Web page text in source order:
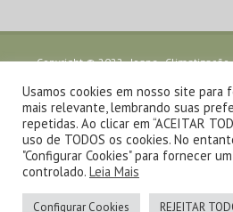
Copyright © 2022 - Joape -
Usamos cookies em nosso site para
mais relevante, lembrando suas
repetidas. Ao clicar em “ACEITAR
uso de TODOS os cookies. No
"Configurar Cookies" para fornecer
controlado. Leia Mais
Configurar Cookies REJEITAR